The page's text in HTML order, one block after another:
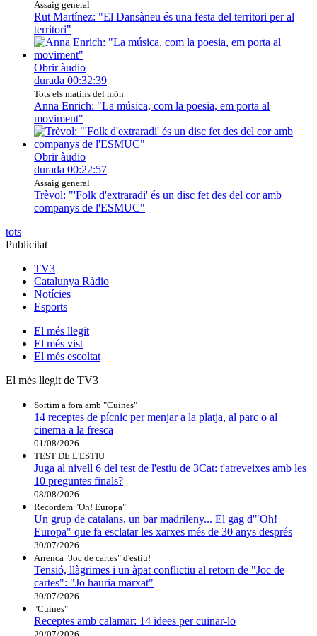
Assaig general
Rut Martínez: "El Dansàneu és una festa del territori per al
territori"
Obrir àudio
durada 00:32:39
Tots els matins del món
Anna Enrich: "La música, com la poesia, em porta al
moviment"
Obrir àudio
durada 00:22:57
Assaig general
Trèvol: "'Folk d'extraradi' és un disc fet des del cor amb
companys de l'ESMUC"
tots
Publicitat
TV3
Catalunya Ràdio
Notícies
Esports
El més llegit
El més vist
El més escoltat
El més llegit de TV3
Sortim a fora amb "Cuines"
14 receptes de pícnic per menjar a la platja, al parc o al
cinema a la fresca
01/08/2026
TEST DE L'ESTIU
Juga al nivell 6 del test de l'estiu de 3Cat: t'atreveixes amb les
10 preguntes finals?
08/08/2026
Recordem "Oh! Europa"
Un grup de catalans, un bar madrileny... El gag d'"Oh!
Europa" que fa esclatar les xarxes més de 30 anys després
30/07/2026
Arrenca "Joc de cartes" d'estiu!
Tensió, llàgrimes i un àpat conflictiu al retorn de "Joc de
cartes": "Jo hauria marxat"
30/07/2026
"Cuines"
Receptes amb calamar: 14 idees per cuinar-lo